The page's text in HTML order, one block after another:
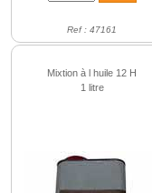
Ref : 47161
Mixtion à l huile 12 H
1 litre